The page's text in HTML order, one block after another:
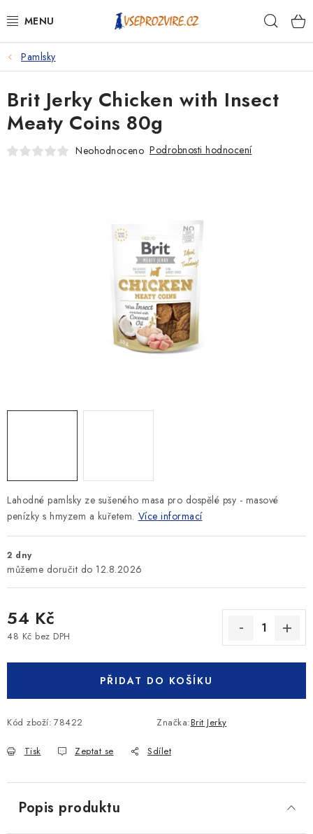
na
PSI
KOČKY
KONĚ
KRÁLÍCI/HLODAVCI/PTÁCI
Podmínky ochrany osobních údajů
Pamlsky
Lahodné pamlsky ze sušeného masa pro dospělé psy - masové
penízky s hmyzem a kuřetem. Více informací
2 dny
12.8.2026
54 Kč
48 Kč bez DPH
PŘIDAT DO KOŠÍKU
Kód zboží: 78422 Značka:Brit Jerky
Tisk Zeptat se Sdílet
Brit Jerky Chicken with Insect
Meaty Coins 80g
Neohodnoceno Podrobnosti hodnocení
Popis produktu